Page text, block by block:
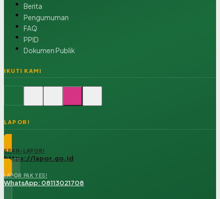
Berita
Pengumuman
FAQ
PPID
Dokumen Publik
IKUTI KAMI
LAPOR!
SP4N-LAPOR!
https://lapor.go.id
LAPOR PAK YES!
WhatsApp: 08113021708